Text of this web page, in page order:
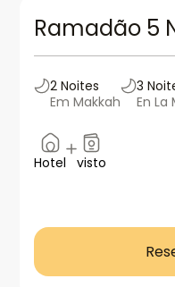
Ramadão 5
2Noites
Em Makkah
3
En La
Hotel visto